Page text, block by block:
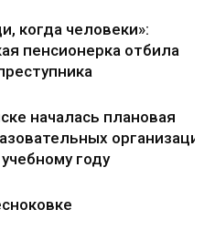
когда человеки»:
пенсионерка отбила
началась плановая
году